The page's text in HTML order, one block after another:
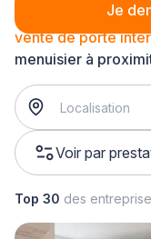
Je
vente de porte
menuisier à
Voir par
Top 30 des